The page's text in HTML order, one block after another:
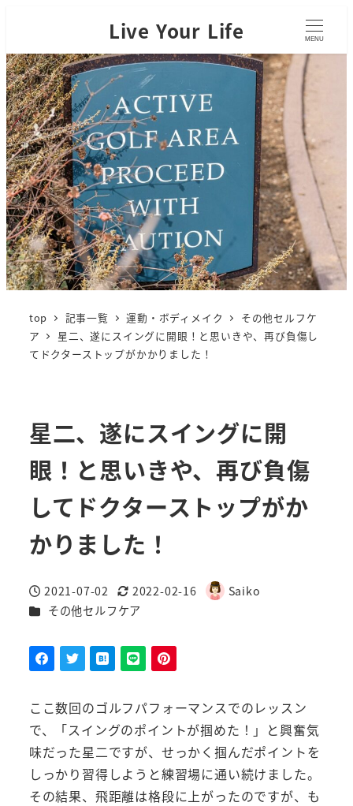
Live Your Life MENU
top 記事一覧 運動・ボディメイク
その他セルフケ
ア
星二、遂にスイングに開眼！と思いきや、再び負傷し
てドクターストップがかかりました！
星二、遂にスイングに開
眼！と思いきや、再び負傷
してドクターストップがか
かりました！
投稿日
2021-07-02
更新日
2022-02-16
著
Saiko
カテゴリー
その他セルフケア
ここ数回のゴルフパフォーマンスでのレッスン
で、「スイングのポイントが掴めた！」と興奮気
味だった星二ですが、せっかく掴んだポイントを
しっかり習得しようと練習場に通い続けました。
その結果、飛距離は格段に上がったのですが、も